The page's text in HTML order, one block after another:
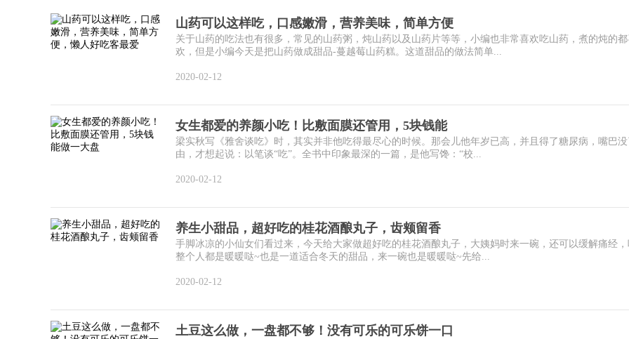
山药可以这样吃，口感嫩滑，营养美味，简单方便
关于山药的吃法也有很多，常见的山药粥，炖山药以及山药片等等，小编也非常喜欢吃山药，煮的炖的
欢，但是小编今天是把山药做成甜品-蔓越莓山药糕。这道甜品的做法简单...
2020-02-12
女生都爱的养颜小吃！比敷面膜还管用，5块钱能
梁实秋写《雅舍谈吃》时，其实并非他吃得最尽心的时候。那会儿他年岁已高，并且得了糖尿病，嘴巴
由，才想起说：以笔谈“吃”。全书中印象最深的一篇，是他写馋：“校...
2020-02-12
养生小甜品，超好吃的桂花酒酿丸子，齿颊留香
手脚冰凉的小仙女们看过来，今天给大家做超好吃的桂花酒酿丸子，大姨妈时来一碗，还可以缓解痛经
整个人都是暖暖哒~也是一道适合冬天的甜品，来一碗也是暖暖哒~先给...
2020-02-12
土豆这么做，一盘都不够！没有可乐的可乐饼一口